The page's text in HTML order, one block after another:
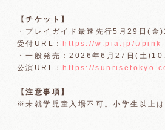
【チケット】
・プレイガイド最速先行5月29日(
受付URL：
https://w.pia.jp/t/
・一般発売：2026年6月27日(土
公演URL：
https://
【注意事項】
※未就学児童入場不可。小学生以上は